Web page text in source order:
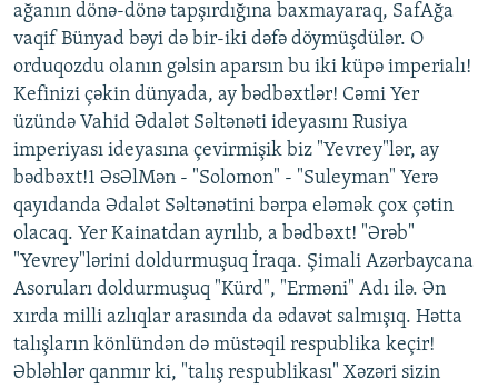
ağanın dönə-dönə tapşırdığına baxmayaraq, SafAğa
vaqif Bünyad bəyi də bir-iki dəfə döymüşdülər. O
orduqozdu olanın gəlsin aparsın bu iki küpə imperialı!
Kefinizi çəkin dünyada, ay bədbəxtlər! Cəmi Yer
üzündə Vahid Ədalət Səltənəti ideyasını Rusiya
imperiyası ideyasına çevirmişik biz "Yevrey"lər, ay
bədbəxt!1 ƏsƏlMən - "Solomon" - "Suleyman" Yerə
qayıdanda Ədalət Səltənətini bərpa eləmək çox çətin
olacaq. Yer Kainatdan ayrılıb, a bədbəxt! "Ərəb"
"Yevrey"lərini doldurmuşuq İraqa. Şimali Azərbaycana
Asoruları doldurmuşuq "Kürd", "Erməni" Adı ilə. Ən
xırda milli azlıqlar arasında da ədavət salmışıq. Hətta
talışların könlündən də müstəqil respublika keçir!
Əbləhlər qanmır ki, "talış respublikası" Xəzəri sizin